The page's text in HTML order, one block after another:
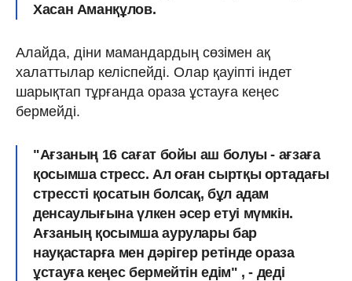
Хасан Аманқұлов.
Алайда, діни мамандардың сөзімен ақ
халаттылар келіспейді. Олар қауіпті індет
шарықтап тұрғанда ораза ұстауға кеңес
бермейді.
"Ағзаның 16 сағат бойы аш болуы - ағзаға
қосымша стресс. Ал оған сыртқы ортадағы
стрессті қосатын болсақ, бұл адам
денсаулығына үлкен әсер етуі мүмкін.
Ағзаның қосымша аурулары бар
науқастарға мен дәрігер ретінде ораза
ұстауға кеңес бермейтін едім" , - деді